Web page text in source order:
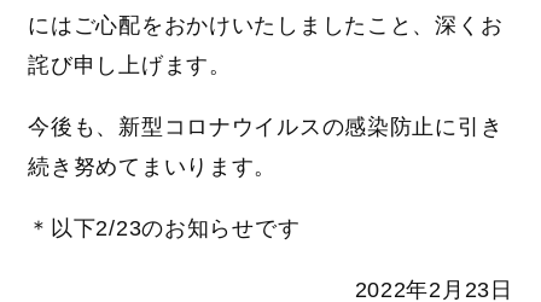
にはご心配をおかけいたしましたこと、深くお
詫び申し上げます。
今後も、新型コロナウイルスの感染防止に引き
続き努めてまいります。
＊以下2/23のお知らせです
2022年2月23日